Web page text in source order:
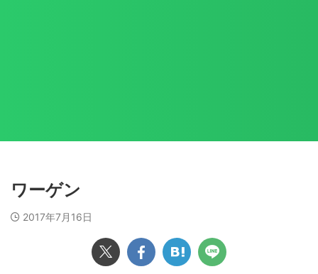
ワーゲン
2017年7月16日